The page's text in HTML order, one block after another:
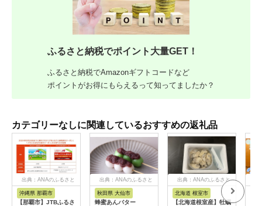
ふるさと納税でポイント大量GET！
ふるさと納税でAmazonギフトコードなど
ポイントがお得にもらえるって知ってましたか？
カテゴリーなしに関連しているおすすめの返礼品
出典：ANAのふるさと
沖縄県 那覇市
【那覇市】JTBふるさ
出典：ANAのふるさと
秋田県 大仙市
蜂蜜あんバター
出典：ANAのふるさと
納税
北海道 根室市
【北海道根室産】牡蠣